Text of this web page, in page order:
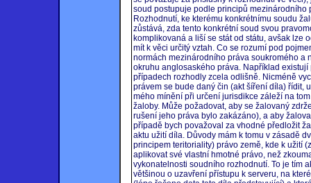
soud postupuje podle principů
Rozhodnutí, ke kterému konkrétnímu soudu
zůstává, zda tento konkrétní soud svou
komplikovaná a liší se stát od státu, avšak lze
mít k věci určitý vztah. Co se rozumí pod
normách mezinárodního práva soukromého a
okruhu anglosaského práva. Například
případech rozhodly zcela odlišně. Nicméně
právem se bude daný čin (akt šíření díla) řídit,
mého mínění při určení jurisdikce záleží na
žaloby. Může požadovat, aby se žalovaný
rušení jeho práva bylo zakázáno), a aby
případě bych považoval za vhodné předložit
aktu užití díla. Důvody mám k tomu v zásadě
principem teritoriality) právo země, kde k užití
aplikovat své vlastní hmotné právo, než
vykonatelnosti soudního rozhodnutí. To je tím
většinou o uzavření přístupu k serveru, na